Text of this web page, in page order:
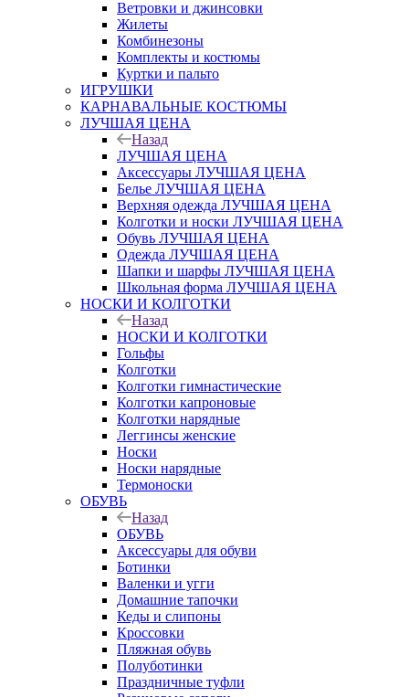
Ветровки и джинсовки
Жилеты
Комбинезоны
Комплекты и костюмы
Куртки и пальто
ИГРУШКИ
КАРНАВАЛЬНЫЕ КОСТЮМЫ
ЛУЧШАЯ ЦЕНА
Назад
ЛУЧШАЯ ЦЕНА
Аксессуары ЛУЧШАЯ ЦЕНА
Белье ЛУЧШАЯ ЦЕНА
Верхняя одежда ЛУЧШАЯ ЦЕНА
Колготки и носки ЛУЧШАЯ ЦЕНА
Обувь ЛУЧШАЯ ЦЕНА
Одежда ЛУЧШАЯ ЦЕНА
Шапки и шарфы ЛУЧШАЯ ЦЕНА
Школьная форма ЛУЧШАЯ ЦЕНА
НОСКИ И КОЛГОТКИ
Назад
НОСКИ И КОЛГОТКИ
Гольфы
Колготки
Колготки гимнастические
Колготки капроновые
Колготки нарядные
Леггинсы женские
Носки
Носки нарядные
Термоноски
ОБУВЬ
Назад
ОБУВЬ
Аксессуары для обуви
Ботинки
Валенки и угги
Домашние тапочки
Кеды и слипоны
Кроссовки
Пляжная обувь
Полуботинки
Праздничные туфли